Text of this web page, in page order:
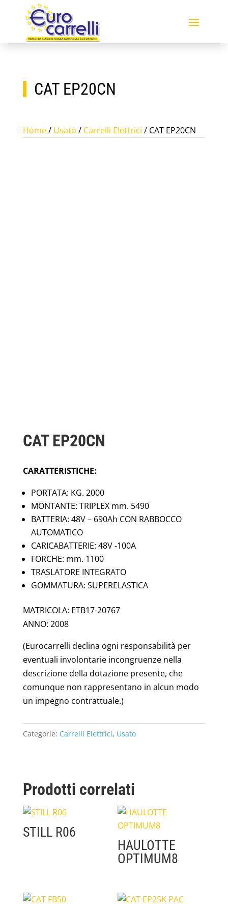
CAT EP20CN
Home/ Usato / Carrelli Elettrici / CAT EP20CN
CAT EP20CN
CARATTERISTICHE:
PORTATA: KG. 2000
MONTANTE: TRIPLEX mm. 5490
BATTERIA: 48V – 690Ah CON RABBOCCO
AUTOMATICO
CARICABATTERIE: 48V -100A
FORCHE: mm. 1100
TRASLATORE INTEGRATO
GOMMATURA: SUPERELASTICA
MATRICOLA: ETB17-20767
ANNO: 2008
(Eurocarrelli declina ogni responsabilità per
eventuali involontarie incongruenze nella
descrizione della dotazione presente, che
comunque non rappresentano in alcun modo
un impegno contrattuale.)
Categorie: Carrelli Elettrici, Usato
Prodotti correlati
STILL R06
HAULOTTE
OPTIMUM8